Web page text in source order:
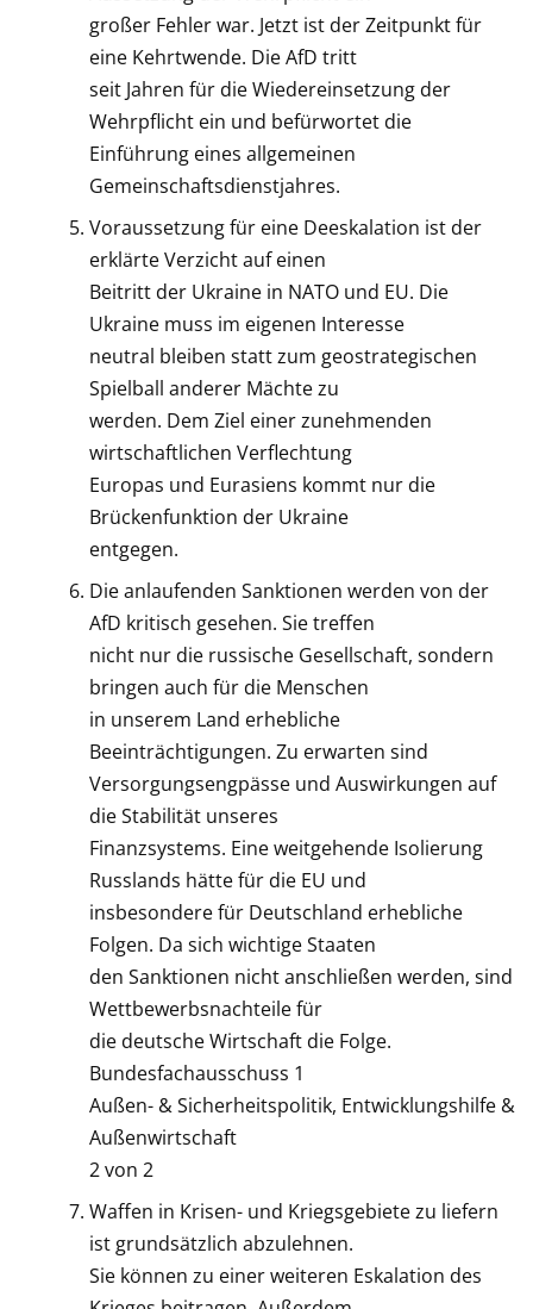
großer Fehler war. Jetzt ist der Zeitpunkt für
eine Kehrtwende. Die AfD tritt
seit Jahren für die Wiedereinsetzung der
Wehrpflicht ein und befürwortet die
Einführung eines allgemeinen
Gemeinschaftsdienstjahres.
Voraussetzung für eine Deeskalation ist der
erklärte Verzicht auf einen
Beitritt der Ukraine in NATO und EU. Die
Ukraine muss im eigenen Interesse
neutral bleiben statt zum geostrategischen
Spielball anderer Mächte zu
werden. Dem Ziel einer zunehmenden
wirtschaftlichen Verflechtung
Europas und Eurasiens kommt nur die
Brückenfunktion der Ukraine
entgegen.
Die anlaufenden Sanktionen werden von der
AfD kritisch gesehen. Sie treffen
nicht nur die russische Gesellschaft, sondern
bringen auch für die Menschen
in unserem Land erhebliche
Beeinträchtigungen. Zu erwarten sind
Versorgungsengpässe und Auswirkungen auf
die Stabilität unseres
Finanzsystems. Eine weitgehende Isolierung
Russlands hätte für die EU und
insbesondere für Deutschland erhebliche
Folgen. Da sich wichtige Staaten
den Sanktionen nicht anschließen werden, sind
Wettbewerbsnachteile für
die deutsche Wirtschaft die Folge.
Bundesfachausschuss 1
Außen- & Sicherheitspolitik, Entwicklungshilfe &
Außenwirtschaft
2 von 2
Waffen in Krisen- und Kriegsgebiete zu liefern
ist grundsätzlich abzulehnen.
Sie können zu einer weiteren Eskalation des